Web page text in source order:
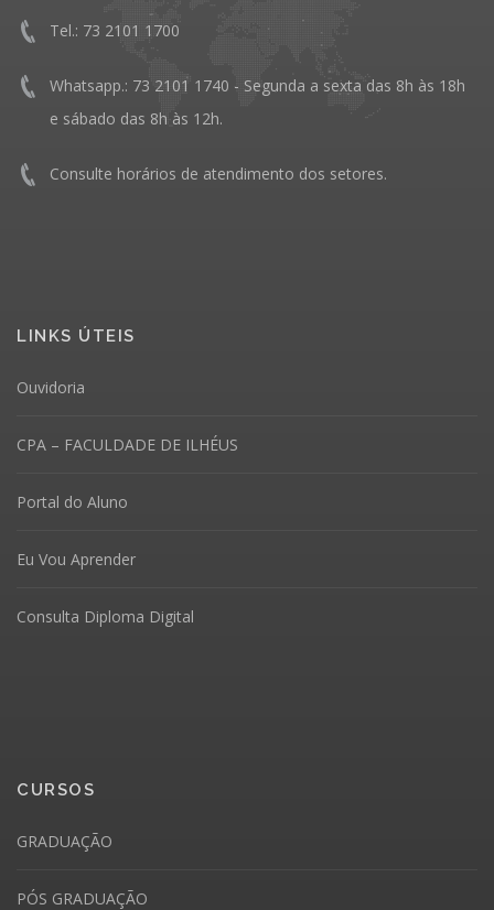
Tel.: 73 2101 1700
Whatsapp.: 73 2101 1740 - Segunda a sexta das 8h às 18h
e sábado das 8h às 12h.
Consulte horários de atendimento dos setores.
LINKS ÚTEIS
Ouvidoria
CPA – FACULDADE DE ILHÉUS
Portal do Aluno
Eu Vou Aprender
Consulta Diploma Digital
CURSOS
GRADUAÇÃO
PÓS GRADUAÇÃO